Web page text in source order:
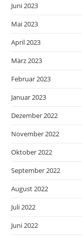
Juni 2023
Mai 2023
April 2023
März 2023
Februar 2023
Januar 2023
Dezember 2022
November 2022
Oktober 2022
September 2022
August 2022
Juli 2022
Juni 2022